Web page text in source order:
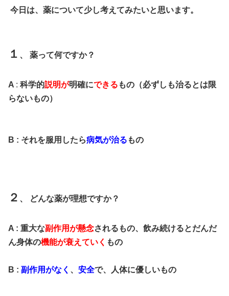
今日は、薬について少し考えてみたいと思います。
１ 、 薬って何ですか？
A : 科学的説明が明確にできる もの（必ずしも治るとは限
らないもの）
B : それを服用したら病気が治る もの
２ 、 どんな薬が理想ですか？
A : 重大な副作用が懸念されるもの、飲み続けるとだんだ
ん身体の機能が衰えていく もの
B : 副作用がなく 、 安全で、人体に優しいもの